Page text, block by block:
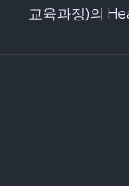
교육과정)의